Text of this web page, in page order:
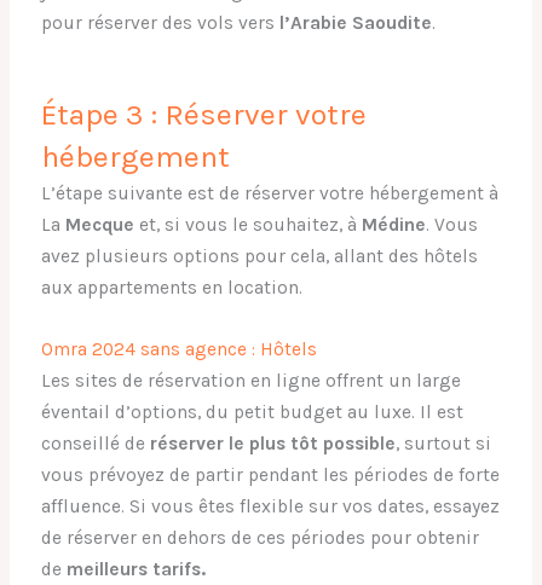
pour réserver des vols vers l’Arabie Saoudite.
Étape 3 : Réserver votre
hébergement
L’étape suivante est de réserver votre hébergement à
La Mecque et, si vous le souhaitez, à Médine. Vous
avez plusieurs options pour cela, allant des hôtels
aux appartements en location.
Omra 2024 sans agence : Hôtels
Les sites de réservation en ligne offrent un large
éventail d’options, du petit budget au luxe. Il est
conseillé de réserver le plus tôt possible, surtout si
vous prévoyez de partir pendant les périodes de forte
affluence. Si vous êtes flexible sur vos dates, essayez
de réserver en dehors de ces périodes pour obtenir
de meilleurs tarifs.